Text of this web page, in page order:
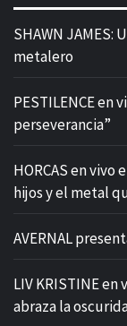
SHAWN
metalero
PESTILENCE en
perseverancia”
HORCAS en vivo
hijos y el metal
AVERNAL
LIV KRISTINE
abraza la